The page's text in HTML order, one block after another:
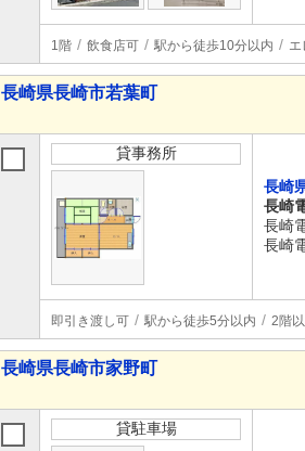
1階 飲食店可 駅から徒歩10分以内 エ
長崎県長崎市若葉町
貸事務所
長崎
長崎
長崎
長崎
即引き渡し可 駅から徒歩5分以内 2階
長崎県長崎市家野町
貸駐車場